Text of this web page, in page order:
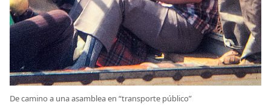
De camino a una asamblea en “transporte público”